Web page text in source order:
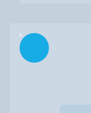
osobu.Porad musila
kousky ,protoze beru
rtenka,na vidlickach
jidla.Fuj!!! Stoly ne
snidani,obedu nebo
Načítam